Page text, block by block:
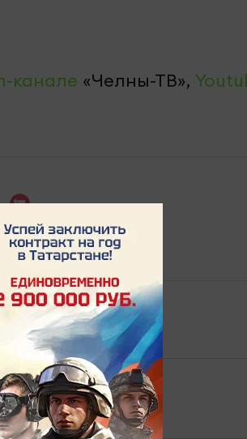
канале «Челны-ТВ»,
0